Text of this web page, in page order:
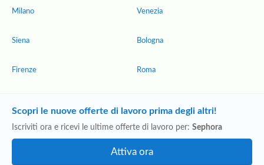
Milano
Siena
Firenze
Venezia
Bologna
Roma
Scopri le nuove offerte di lavoro prima degli altri!
Iscriviti ora e ricevi le ultime offerte di lavoro per: Sephora